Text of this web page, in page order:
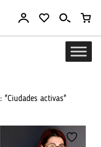
"Ciudades activas"